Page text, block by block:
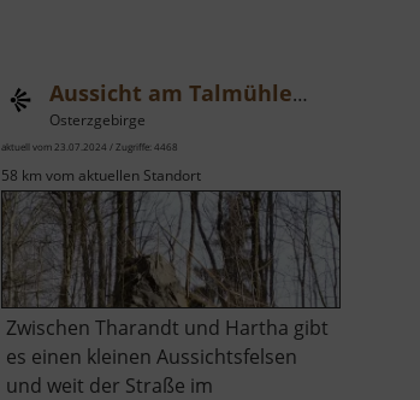
Aussicht am Talmühlengrund
Osterzgebirge
aktuell vom 23.07.2024 / Zugriffe: 4468
58 km vom aktuellen Standort
Zwischen Tharandt und Hartha gibt
es einen kleinen Aussichtsfelsen
und weit der Straße im